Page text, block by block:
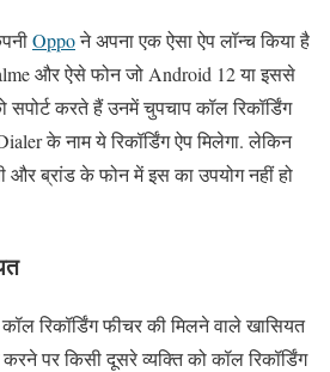
Oppoने अपना एक ऐसा ऐप लॉन्च किया है
और ऐसे फोन जो Android 12 या इससे
करते हैं उनमें चुपचाप कॉल रिकॉर्डिंग
के नाम ये रिकॉर्डिंग ऐप मिलेगा. लेकिन
और ब्रांड के फोन में इस का उपयोग नहीं हो
रिकॉर्डिंग फीचर की मिलने वाले खासियत
करने पर किसी दूसरे व्यक्ति को कॉल रिकॉर्डिंग